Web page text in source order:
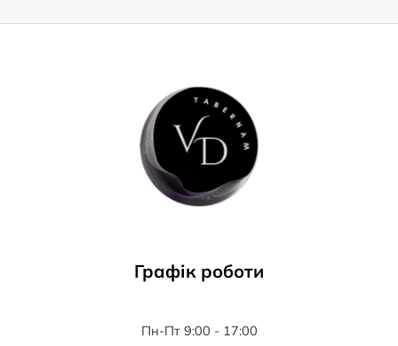
Графік роботи
Пн-Пт 9:00 - 17:00